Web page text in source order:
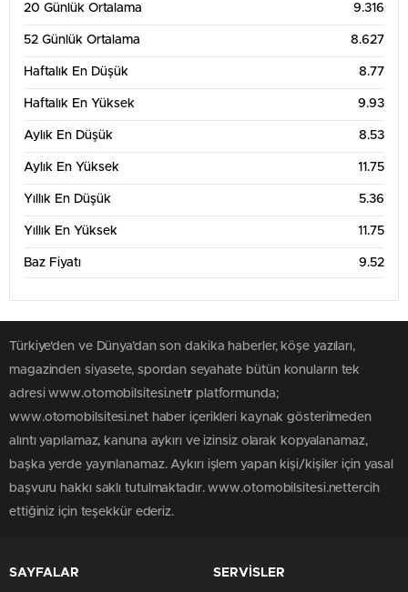
20 Günlük Ortalama 9.316
52 Günlük Ortalama 8.627
Haftalık En Düşük 8.77
Haftalık En Yüksek 9.93
Aylık En Düşük 8.53
Aylık En Yüksek 11.75
Yıllık En Düşük 5.36
Yıllık En Yüksek 11.75
Baz Fiyatı 9.52
Türkiye'den ve Dünya’dan son dakika haberler, köşe yazıları,
magazinden siyasete, spordan seyahate bütün konuların tek
adresi www.otomobilsitesi.netr platformunda;
www.otomobilsitesi.net haber içerikleri kaynak gösterilmeden
alıntı yapılamaz, kanuna aykırı ve izinsiz olarak kopyalanamaz,
başka yerde yayınlanamaz. Aykırı işlem yapan kişi/kişiler için yasal
başvuru hakkı saklı tutulmaktadır. www.otomobilsitesi.nettercih
ettiğiniz için teşekkür ederiz.
SAYFALAR SERVİSLER